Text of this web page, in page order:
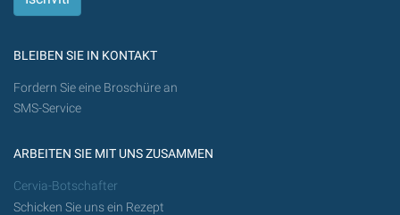
BLEIBEN SIE IN KONTAKT
Fordern Sie eine Broschüre an
SMS-Service
ARBEITEN SIE MIT UNS ZUSAMMEN
Cervia-Botschafter
Schicken Sie uns ein Rezept